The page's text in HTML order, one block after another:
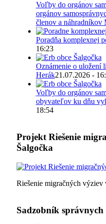
Voľby do orgánov
orgánov
členov a
Poradňa komplexnej
16:23
Oznámenie o uložení
Herák21.07.2026 -
Voľby do orgánov
obyvateľov ku dňu
18:54
Projekt Riešenie
Šalgočka
Riešenie migračných výziev
Sadzobník